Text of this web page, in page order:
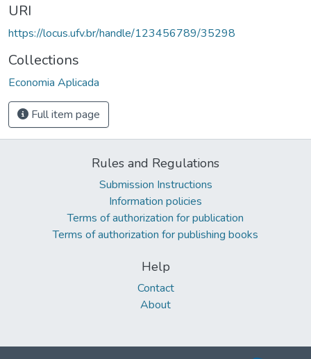
URI
https://locus.ufv.br/handle/123456789/35298
Collections
Economia Aplicada
Full item page
Rules and Regulations
Submission Instructions
Information policies
Terms of authorization for publication
Terms of authorization for publishing books
Help
Contact
About